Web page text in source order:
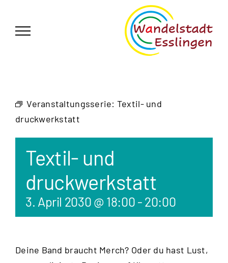
springen
Veranstaltungsserie: Textil- und
druckwerkstatt
Textil- und
druckwerkstatt
3. April 2030 @ 18:00 - 20:00
Deine Band braucht Merch? Oder du hast Lust,